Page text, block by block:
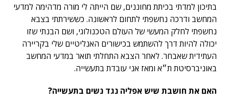
בתיכון למדתי בכיתת מחוננים, שם הייתה לי מורה מדהימה למדעי
המחשב ודרכה נחשפתי לתחום לראשונה. כששירתתי בצבא
נחשפתי לחלק המעשי של העולם הטכנולוגי, ושם הבנתי שזו
יכולה להיות דרך להשתמש בכישורים האנליטיים שלי בקריירה
העתידית שאבחר. לאחר הצבא התחלתי תואר במדעי המחשב
באוניברסיטת ת״א ומאז אני עובדת בתעשייה.
האם את חושבת שיש אפליה נגד נשים בתעשייה?